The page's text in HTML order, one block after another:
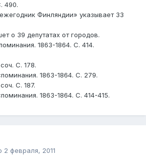
490.
Финляндии» указывает 33
о 39 депутатах от городов.
1863-1864. С. 414.
С. 178.
1863-1864. С. 279.
С. 187.
1863-1864. С. 414-415.
2 февраля, 2011